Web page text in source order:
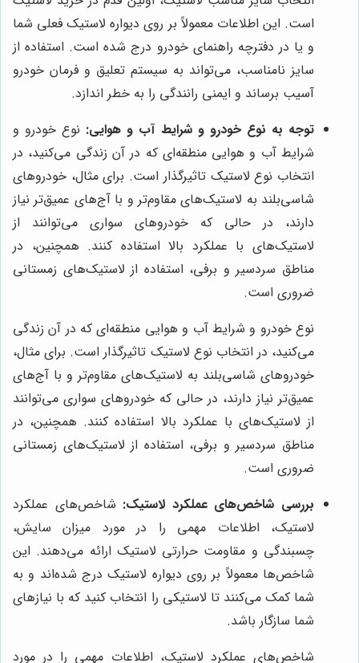
است. این اطلاعات معمولاً بر روی دیواره لاستیک فعلی شما
و یا در دفترچه راهنمای خودرو درج شده است. استفاده از
سایز نامناسب، می‌تواند به سیستم تعلیق و فرمان خودرو
آسیب برساند و ایمنی رانندگی را به خطر اندازد.
توجه به نوع خودرو و شرایط آب و هوایی: نوع خودرو و
شرایط آب و هوایی منطقه‌ای که در آن زندگی می‌کنید، در
انتخاب نوع لاستیک تاثیرگذار است. برای مثال، خودروهای
شاسی‌بلند به لاستیک‌های مقاوم‌تر و با آج‌های عمیق‌تر نیاز
دارند، در حالی که خودروهای سواری می‌توانند از
لاستیک‌های با عملکرد بالا استفاده کنند. همچنین، در
مناطق سردسیر و برفی، استفاده از لاستیک‌های زمستانی
ضروری است.
نوع خودرو و شرایط آب و هوایی منطقه‌ای که در آن زندگی
می‌کنید، در انتخاب نوع لاستیک تاثیرگذار است. برای مثال،
خودروهای شاسی‌بلند به لاستیک‌های مقاوم‌تر و با آج‌های
عمیق‌تر نیاز دارند، در حالی که خودروهای سواری می‌توانند
از لاستیک‌های با عملکرد بالا استفاده کنند. همچنین، در
مناطق سردسیر و برفی، استفاده از لاستیک‌های زمستانی
ضروری است.
بررسی شاخص‌های عملکرد لاستیک: شاخص‌های عملکرد
لاستیک، اطلاعات مهمی را در مورد میزان سایش،
چسبندگی و مقاومت حرارتی لاستیک ارائه می‌دهند. این
شاخص‌ها معمولاً بر روی دیواره لاستیک درج شده‌اند و به
شما کمک می‌کنند تا لاستیکی را انتخاب کنید که با نیازهای
شما سازگار باشد.
شاخص‌های عملکرد لاستیک، اطلاعات مهمی را در مورد